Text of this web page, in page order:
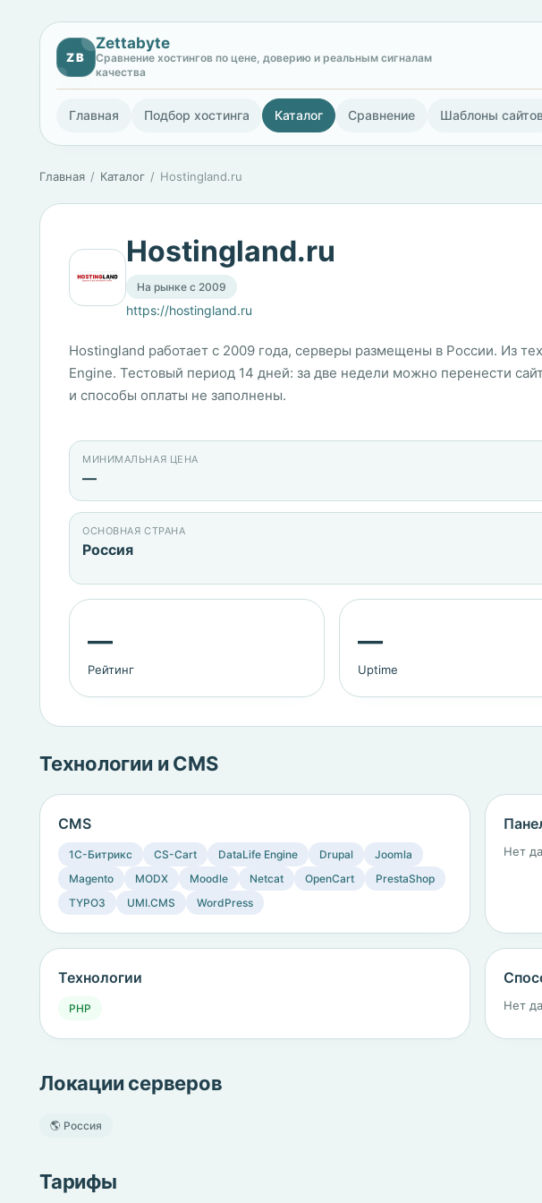
ZB
Zettabyte
Сравнение хостингов по цене, доверию и реальным сигналам
качества
Главная Подбор хостинга Каталог Сравнение Шаблоны
Главная Каталог Hostingland.ru
Hostingland.ru
На рынке с 2009
https://hostingland.ru
Hostingland работает с 2009 года, серверы размещены в России. Из
Engine. Тестовый период 14 дней: за две недели можно перенести
и способы оплаты не заполнены.
МИНИМАЛЬНАЯ ЦЕНА
—
ОСНОВНАЯ СТРАНА
Россия
—
Рейтинг
—
Uptime
Технологии и CMS
CMS
1C-Битрикс CS-Cart DataLife Engine Drupal
Joomla
Magento
MODX Moodle Netcat OpenCart
PrestaShop
TYPO3
UMI.CMS WordPress
Нет
Технологии
PHP Нет
Локации серверов
🌎 Россия
Тарифы